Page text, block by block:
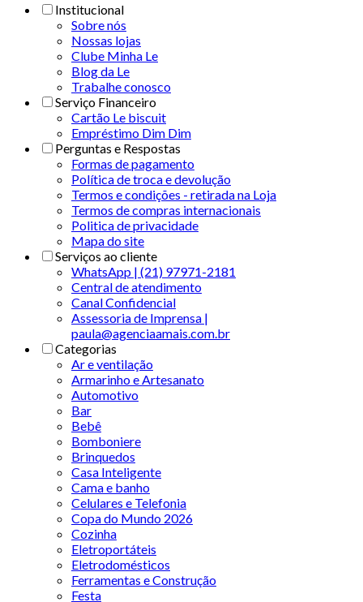
Institucional
Sobre nós
Nossas lojas
Clube Minha Le
Blog da Le
Trabalhe conosco
Serviço Financeiro
Cartão Le biscuit
Empréstimo Dim Dim
Perguntas e Respostas
Formas de pagamento
Política de troca e devolução
Termos e condições - retirada na Loja
Termos de compras internacionais
Politica de privacidade
Mapa do site
Serviços ao cliente
WhatsApp | (21) 97971-2181
Central de atendimento
Canal Confidencial
Assessoria de Imprensa |
paula@agenciaamais.com.br
Categorias
Ar e ventilação
Armarinho e Artesanato
Automotivo
Bar
Bebê
Bomboniere
Brinquedos
Casa Inteligente
Cama e banho
Celulares e Telefonia
Copa do Mundo 2026
Cozinha
Eletroportáteis
Eletrodomésticos
Ferramentas e Construção
Festa